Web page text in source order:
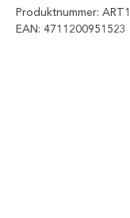
Produktnummer:
EAN: 4711200951523